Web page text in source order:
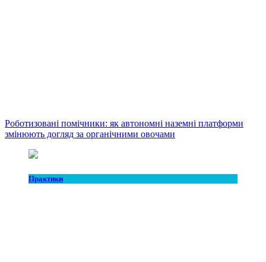
Роботизовані помічники: як автономні наземні платформи
змінюють догляд за органічними овочами
Практики